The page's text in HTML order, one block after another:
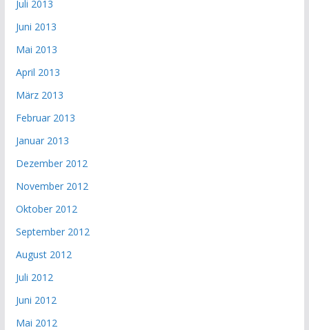
Juli 2013
Juni 2013
Mai 2013
April 2013
März 2013
Februar 2013
Januar 2013
Dezember 2012
November 2012
Oktober 2012
September 2012
August 2012
Juli 2012
Juni 2012
Mai 2012